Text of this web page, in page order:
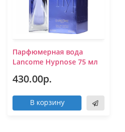
Парфюмерная вода
Lancome Hypnose 75 мл
430.00р.
В корзину